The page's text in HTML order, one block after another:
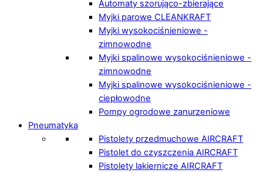
Automaty szorująco-zbierające
Myjki parowe CLEANKRAFT
Myjki wysokociśnieniowe -
zimnowodne
Myjki spalinowe wysokociśnieniowe -
zimnowodne
Myjki spalinowe wysokociśnieniowe -
ciepłowodne
Pompy ogrodowe zanurzeniowe
Pneumatyka
Pistolety przedmuchowe AIRCRAFT
Pistolet do czyszczenia AIRCRAFT
Pistolety lakiernicze AIRCRAFT